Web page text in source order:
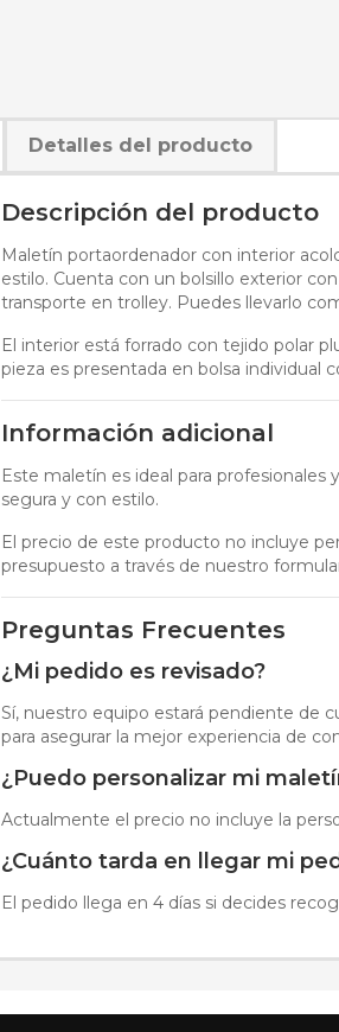
Detalles del producto
Descripción del producto
Maletín portaordenador con interior
estilo. Cuenta con un bolsillo exterior
transporte en trolley. Puedes llevarlo
El interior está forrado con tejido polar
pieza es presentada en bolsa individual
Información adicional
Este maletín es ideal para
segura y con estilo.
El precio de este producto no incluye
presupuesto a través de nuestro
Preguntas Frecuentes
¿Mi pedido es revisado?
Sí, nuestro equipo estará pendiente de
para asegurar la mejor experiencia de
¿Puedo personalizar mi
Actualmente el precio no incluye la
¿Cuánto tarda en llegar mi
El pedido llega en 4 días si decides